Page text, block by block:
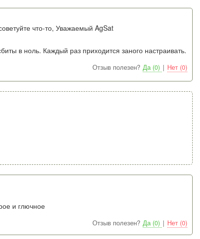
что-то, Уважаемый AgSat
в ноль. Каждый раз приходится заного настраивать.
Отзыв полезен? Да (0) | Нет (0)
и глючное
Отзыв полезен? Да (0) | Нет (0)